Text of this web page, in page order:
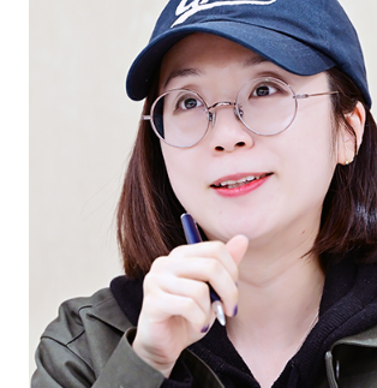
비슷한 맥락이지만 나는 NO다. 양가적인
마음이 있다. ‘잃어버린 청춘’이 사실 매우
시의성 있고 누군가는 꼭 다뤄야 하는
주제다. 남대중 감독이 캐치를 잘
해줬다고는 생각하지만, 그 결과물이
아쉽게 나온 걸 보니 아쉬운 마음이 더
곱하기가 된다. 애초에 아이템 자체가
지금 시대와 맞지 않는 영화의
결과물이었다면 오히려 덜 할 텐데, 이
아이템에 애정이 있다 보니 결과물을 보며
더 큰 이질감과 아쉬움을 느낀다. 뭔가
살짝 ‘사랑의 매’ 같은 느낌의 NO다.(웃음)